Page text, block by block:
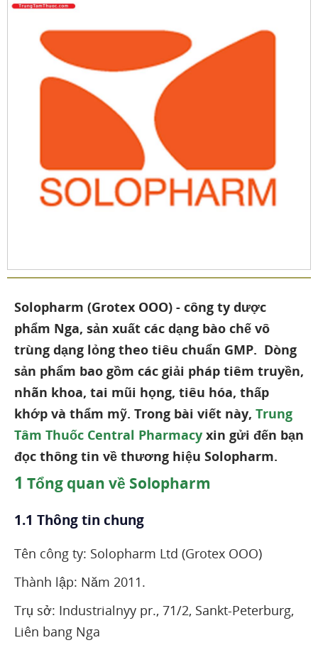
Solopharm (Grotex OOO) - công ty dược
phẩm Nga, sản xuất các dạng bào chế vô
trùng dạng lỏng theo tiêu chuẩn GMP. Dòng
sản phẩm bao gồm các giải pháp tiêm truyền,
nhãn khoa, tai mũi họng, tiêu hóa, thấp
khớp và thẩm mỹ. Trong bài viết này, Trung
Tâm Thuốc Central Pharmacy xin gửi đến bạn
đọc thông tin về thương hiệu Solopharm.
1 Tổng quan về Solopharm
1.1 Thông tin chung
Tên công ty: Solopharm Ltd (Grotex OOO)
Thành lập: Năm 2011.
Trụ sở: Industrialnyy pr., 71/2, Sankt-Peterburg,
Liên bang Nga